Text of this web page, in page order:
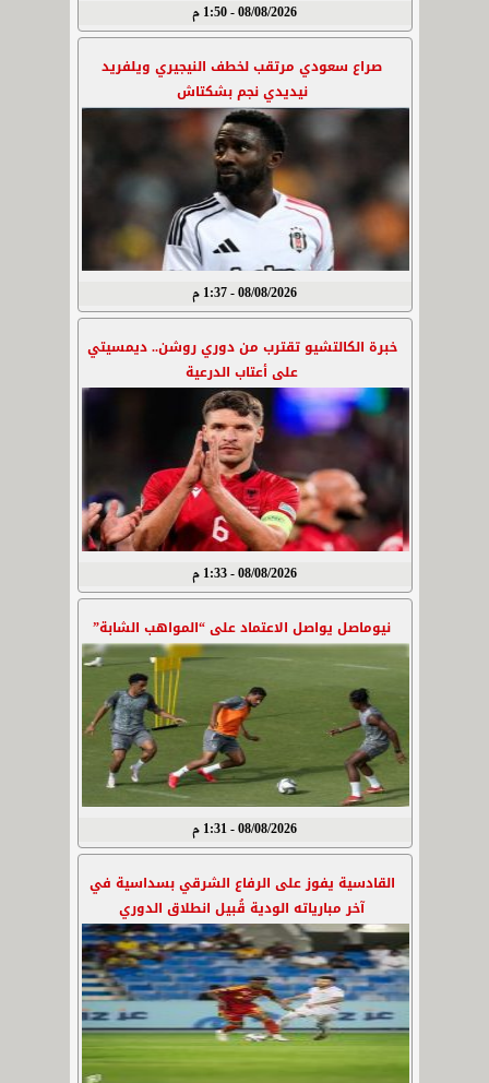
08/08/2026 - 1:50 م
صراع سعودي مرتقب لخطف النيجيري ويلفريد
نيديدي نجم بشكتاش
08/08/2026 - 1:37 م
خبرة الكالتشيو تقترب من دوري روشن.. ديمسيتي
على أعتاب الدرعية
08/08/2026 - 1:33 م
نيوماصل يواصل الاعتماد على “المواهب الشابة”
08/08/2026 - 1:31 م
القادسية يفوز على الرفاع الشرقي بسداسية في
آخر مبارياته الودية قُبيل انطلاق الدوري